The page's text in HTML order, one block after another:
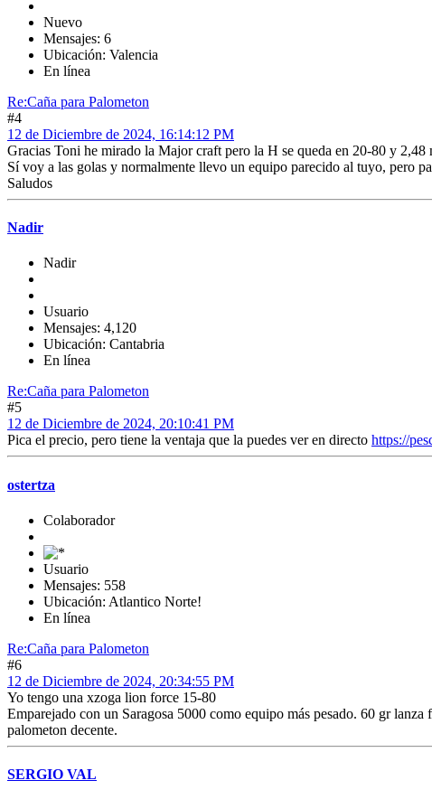
Nuevo
Mensajes: 6
Ubicación: Valencia
En línea
Re:Caña para Palometon
#4
12 de Diciembre de 2024, 16:14:12 PM
Gracias Toni he mirado la Major craft pero la H se queda en 20-80 y 2,48
Sí voy a las golas y normalmente llevo un equipo parecido al tuyo, pero
Saludos
Nadir
Nadir
Usuario
Mensajes: 4,120
Ubicación: Cantabria
En línea
Re:Caña para Palometon
#5
12 de Diciembre de 2024, 20:10:41 PM
Pica el precio, pero tiene la ventaja que la puedes ver en directo https://
ostertza
Colaborador
Usuario
Mensajes: 558
Ubicación: Atlantico Norte!
En línea
Re:Caña para Palometon
#6
12 de Diciembre de 2024, 20:34:55 PM
Yo tengo una xzoga lion force 15-80
Emparejado con un Saragosa 5000 como equipo más pesado. 60 gr
palometon decente.
SERGIO VAL